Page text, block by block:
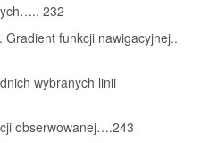
232
funkcji nawigacyjnej..
wybranych linii
obserwowanej….243